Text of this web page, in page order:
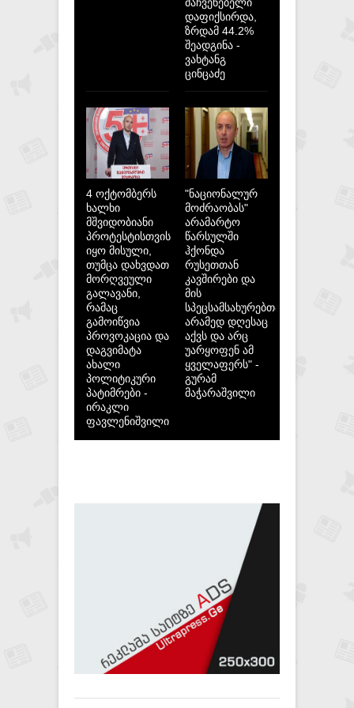
დაფიქსირდა,
ზრდამ 44.2%
შეადგინა -
ვახტანგ
ცინცაძე
4 ოქტომბერს
ხალხი
მშვიდობიანი
პროტესტისთვის
იყო მისული,
თუმცა დახვდათ
მორღვეული
გალავანი,
რამაც
გამოიწვია
პროვოკაცია და
დაგვიმატა
ახალი
პოლიტიკური
პატიმრები -
ირაკლი
ფავლენიშვილი
"ნაციონალურ
მოძრაობას"
არამარტო
წარსულში
ჰქონდა
რუსეთთან
კავშირები და
მის
სპეცსამსახურებთან,
არამედ დღესაც
აქვს და არც
უარყოფენ ამ
ყველაფერს" -
გურამ
მაჭარაშვილი